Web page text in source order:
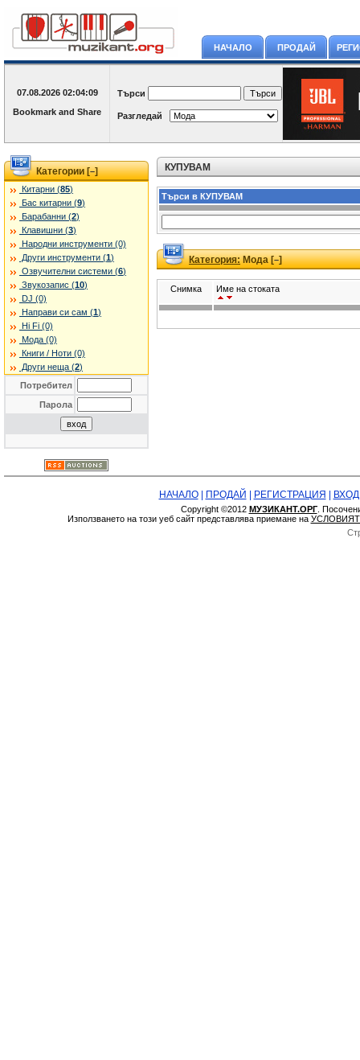
НАЧАЛО ПРОДАЙ
07.08.2026 02:04:09 Търси
Разгледай
Категории [–]
Китарни (85)
Бас китарни (9)
Барабанни (2)
Клавишни (3)
Народни инструменти (0)
Други инструменти (1)
Озвучителни системи (6)
Звукозапис (10)
DJ (0)
Направи си сам (1)
Hi Fi (0)
Мода (0)
Книги / Ноти (0)
Други неща (2)
Потребител
Парола
КУПУВАМ
Търси в КУПУВАМ
Категория:Мода [–]
Снимка Име на стоката
НАЧАЛО| ПРОДАЙ РЕГИСТРАЦИЯ ВХОД
Copyright ©2012 МУЗИКАНТ.ОРГ.
Използването на този уеб сайт представлява приемане на